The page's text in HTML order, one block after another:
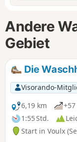
Andere
Gebiet
Die
Visorando-
6,19 km
1:55 Std.
Start in Voulx